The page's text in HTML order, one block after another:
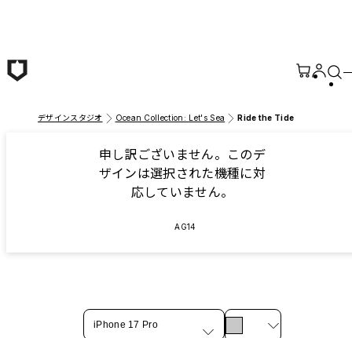
デザインスタジオ Ocean Collection: Let's Sea Ride the Tide
申し訳ございません。このデ
ザインは選択された機種に対
応していません。
AG14
iPhone 17 Pro